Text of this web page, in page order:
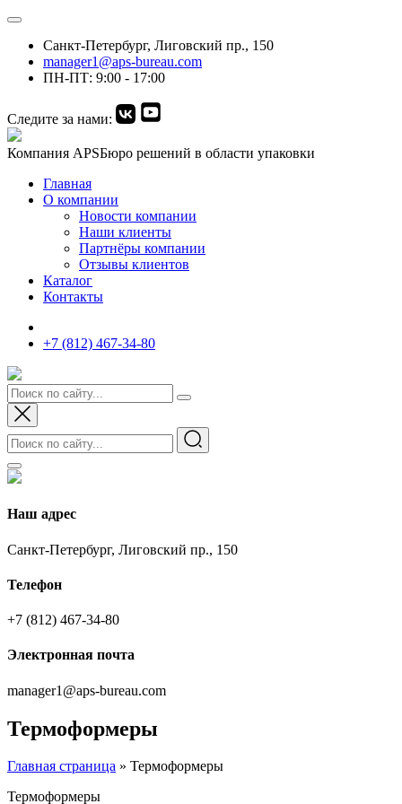
Санкт-Петербург, Лиговский пр., 150
manager1@aps-bureau.com
ПН-ПТ: 9:00 - 17:00
Следите за нами:
Компания APSБюро решений в области упаковки
Главная
О компании
Новости компании
Наши клиенты
Партнёры компании
Отзывы клиентов
Каталог
Контакты
+7 (812) 467-34-80
Наш адрес
Санкт-Петербург, Лиговский пр., 150
Телефон
+7 (812) 467-34-80
Электронная почта
manager1@aps-bureau.com
Термоформеры
Главная страница » Термоформеры
Термоформеры